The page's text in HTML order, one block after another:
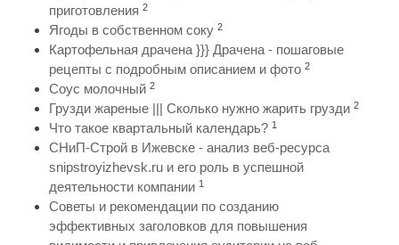
приготовления 2
Ягоды в собственном соку 2
Картофельная драчена }}} Драчена - пошаговые
рецепты с подробным описанием и фото 2
Соус молочный 2
Грузди жареные ||| Сколько нужно жарить грузди 2
Что такое квартальный календарь? 1
СНиП-Строй в Ижевске - анализ веб-ресурса
snipstroyizhevsk.ru и его роль в успешной
деятельности компании 1
Советы и рекомендации по созданию
эффективных заголовков для повышения